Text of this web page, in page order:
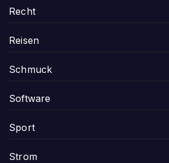
Recht
Reisen
Schmuck
Software
Sport
Strom